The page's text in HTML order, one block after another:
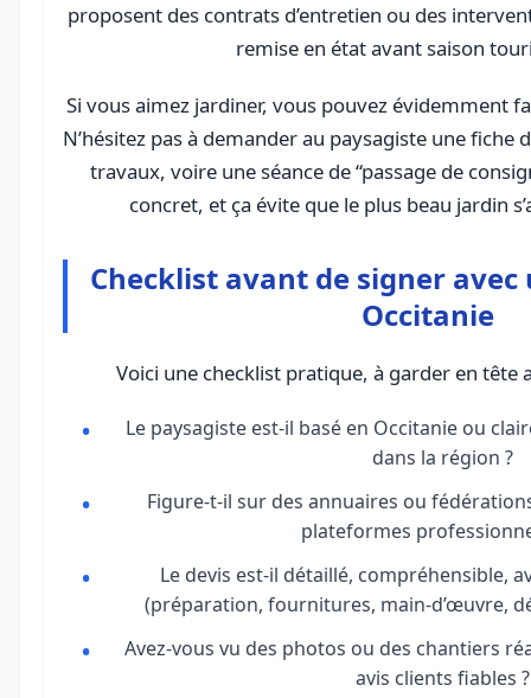
proposent des contrats d’entretien ou des
remise en état avant saison
Si vous aimez jardiner, vous pouvez évidemment
N’hésitez pas à demander au paysagiste une fiche
travaux, voire une séance de “passage de
concret, et ça évite que le plus beau jardin
Checklist avant de signer
Occitanie
Voici une checklist pratique, à garder en tête
Le paysagiste est-il basé en Occitanie ou
dans la région ?
Figure-t-il sur des annuaires ou fédérations
plateformes
Le devis est-il détaillé, compréhensible,
(préparation, fournitures, main-d’œuvre,
Avez-vous vu des photos ou des chantiers
avis clients fiables ?